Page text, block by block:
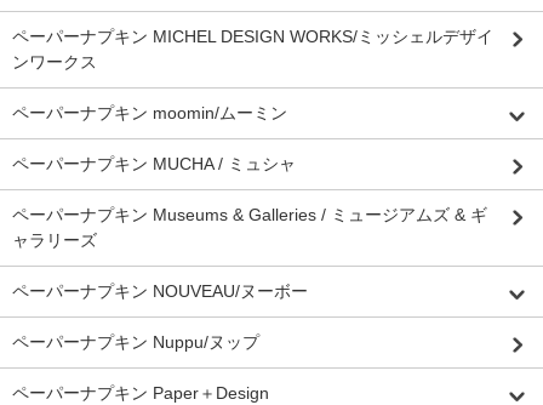
ペーパーナプキン MICHEL DESIGN WORKS/ミッシェルデザイ
ンワークス
ペーパーナプキン moomin/ムーミン
ペーパーナプキン MUCHA / ミュシャ
ペーパーナプキン Museums & Galleries / ミュージアムズ & ギ
ャラリーズ
ペーパーナプキン NOUVEAU/ヌーボー
ペーパーナプキン Nuppu/ヌップ
ペーパーナプキン Paper＋Design